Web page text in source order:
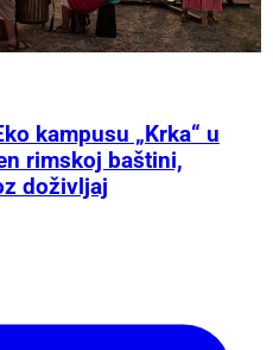
kampusu „Krka“ u
rimskoj baštini,
doživljaj